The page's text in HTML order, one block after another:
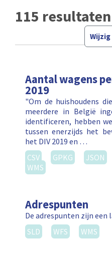
115 resultaten
Aantal wagens
2019
"Om de huishoudens
meerdere in België
identificeren, hebben
tussen enerzijds het
het DIV 2019 en …
CSV
GPKG JSON
WMS
Adrespunten
De adrespunten zijn een
SLD
WFS WMS